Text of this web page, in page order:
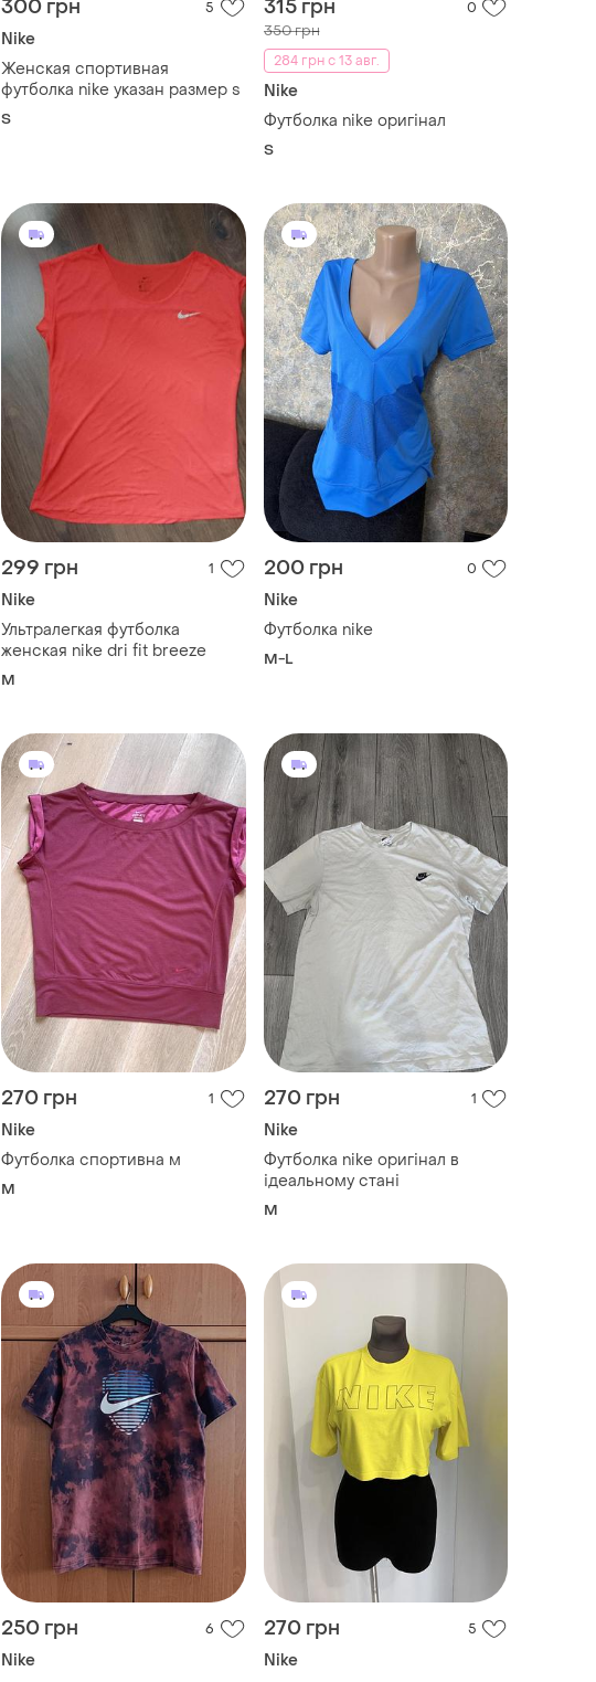
300 грн 5
Nike
Женская спортивная
футболка nike указан размер s
S
315 грн 0
350 грн
284 грн с 13 авг.
Nike
Футболка nike оригінал
S
299 грн 1
Nike
Ультралегкая футболка
женская nike dri fit breeze
M
200 грн 0
Nike
Футболка nike
M-L
270 грн 1
Nike
Футболка спортивна м
M
270 грн 1
Nike
Футболка nike оригінал в
ідеальному стані
M
250 грн 6
Nike
270 грн 5
Nike